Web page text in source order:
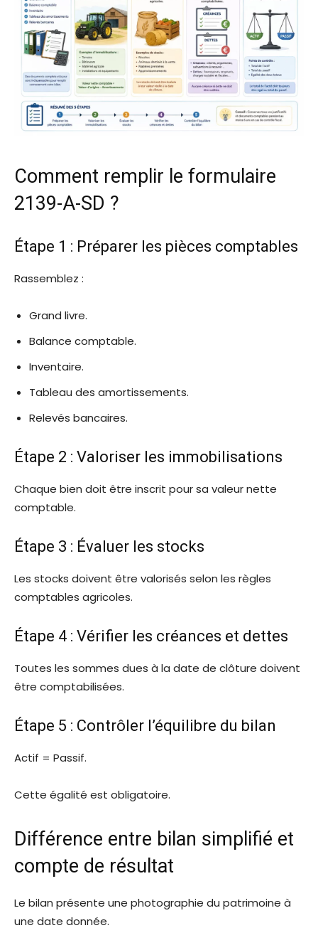
Comment remplir le formulaire
2139-A-SD ?
Étape 1 : Préparer les pièces comptables
Rassemblez :
Grand livre.
Balance comptable.
Inventaire.
Tableau des amortissements.
Relevés bancaires.
Étape 2 : Valoriser les immobilisations
Chaque bien doit être inscrit pour sa valeur nette
comptable.
Étape 3 : Évaluer les stocks
Les stocks doivent être valorisés selon les règles
comptables agricoles.
Étape 4 : Vérifier les créances et dettes
Toutes les sommes dues à la date de clôture doivent
être comptabilisées.
Étape 5 : Contrôler l’équilibre du bilan
Actif = Passif.
Cette égalité est obligatoire.
Différence entre bilan simplifié et
compte de résultat
Le bilan présente une photographie du patrimoine à
une date donnée.